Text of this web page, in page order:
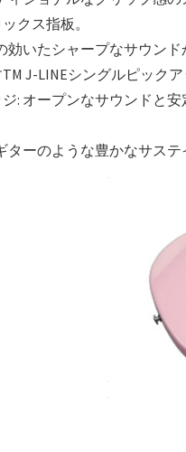
クス指板。
効いたシャープなサウン
J-LINEシングルピックア
: オープンなサウンドと
ーのような豊かなサステ